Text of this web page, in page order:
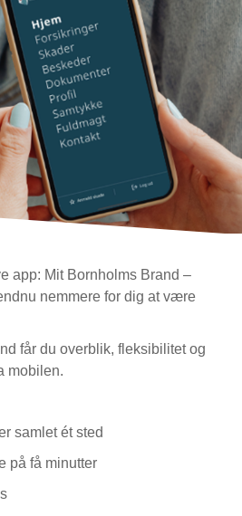
app: Mit Bornholms Brand –
nemmere for dig at være
får du overblik, fleksibilitet og
mobilen.
samlet ét sted
på få minutter